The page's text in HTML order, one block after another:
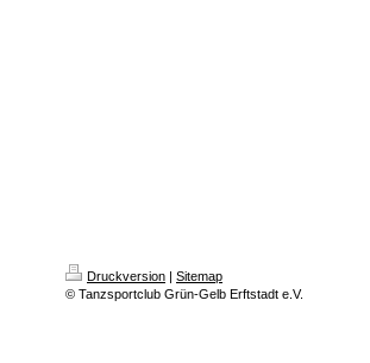
Druckversion | Sitemap
© Tanzsportclub Grün-Gelb Erftstadt e.V.